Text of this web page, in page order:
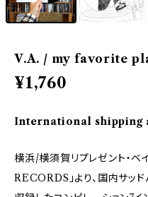
V.A. / my favorite
¥1,760
International shipping
横浜/横須賀リプレゼント・ベ
RECORDS」より、国内サッ